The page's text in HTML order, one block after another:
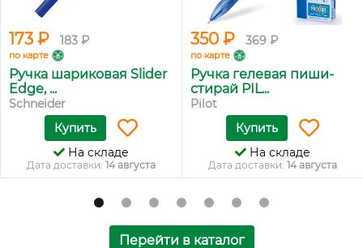
173 ₽ 183 ₽
по карте
Ручка шариковая Slider
Edge, ...
Schneider
Купить
На складе
Дата доставки: 14 августа
350 ₽ 369 ₽
по карте
Ручка гелевая пиши-
стирай PIL...
Pilot
Купить
На складе
Дата доставки: 14 августа
Перейти в каталог